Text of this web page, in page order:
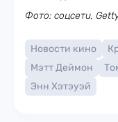
Фото: соцсети,
Новости кино
Мэтт Деймон
Энн Хэтэуэй